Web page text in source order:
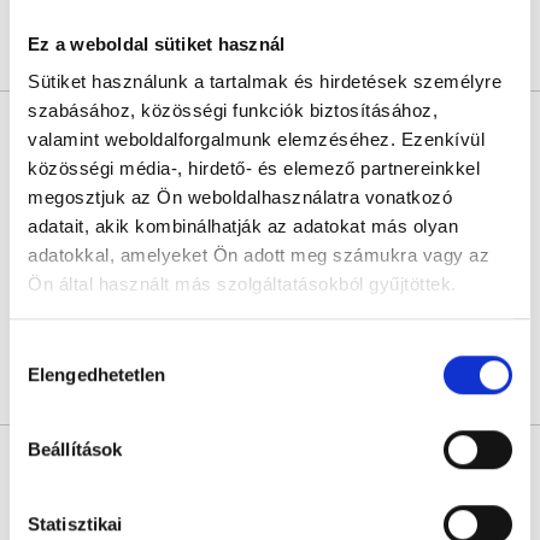
Ez a weboldal sütiket használ
Sütiket használunk a tartalmak és hirdetések személyre
szabásához, közösségi funkciók biztosításához,
valamint weboldalforgalmunk elemzéséhez. Ezenkívül
közösségi média-, hirdető- és elemező partnereinkkel
megosztjuk az Ön weboldalhasználatra vonatkozó
adatait, akik kombinálhatják az adatokat más olyan
adatokkal, amelyeket Ön adott meg számukra vagy az
Ön által használt más szolgáltatásokból gyűjtöttek.
szabályzat:https://foglaljorvost.hu/info/foglaljorvost-
kiválasztása
Elengedhetetlen
Beállítások
Statisztikai
Árlista Összes időpont
Dr. Bata Pál
Ultrahangos szakorvos
Istenhegyi Magánklinika
Budapest, XII. kerület, Istenhegyi út 31/B.
Az orvoshoz a FoglaljOrvost.hu oldalon keresztül az időpont foglalás
átmenetileg nem lehetséges.
Árlista Profil